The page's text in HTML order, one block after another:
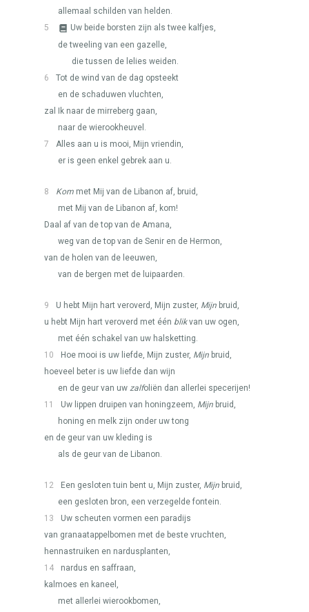
allemaal schilden van helden.
5
Uw beide borsten zijn als twee kalfjes,
de tweeling van een gazelle,
die tussen de lelies weiden.
6
Tot de wind van de dag opsteekt
en de schaduwen vluchten,
zal Ik naar de mirreberg gaan,
naar de wierookheuvel.
7
Alles aan u is mooi, Mijn vriendin,
er is geen enkel gebrek aan u.
8 Kom met Mij van de Libanon af, bruid,
met Mij van de Libanon af, kom!
Daal af van de top van de Amana,
weg van de top van de Senir en de Hermon,
van de holen van de leeuwen,
van de bergen met de luipaarden.
9 U hebt Mijn hart veroverd, Mijn zuster, Mijn bruid,
u hebt Mijn hart veroverd met één blikvan uw ogen,
met één schakel van uw halsketting.
10
Hoe mooi is uw liefde, Mijn zuster, Mijn bruid,
hoeveel beter is uw liefde dan wijn
en de geur van uw zalfoliën dan allerlei specerijen!
11
Uw lippen druipen van honingzeem, Mijn bruid,
honing en melk zijn onder uw tong
en de geur van uw kleding is
als de geur van de Libanon.
12 Een gesloten tuin bent u, Mijn zuster, Mijn bruid,
een gesloten bron, een verzegelde fontein.
13
Uw scheuten vormen een paradijs
van granaatappelbomen met de beste vruchten,
hennastruiken en nardusplanten,
14
nardus en saffraan,
kalmoes en kaneel,
met allerlei wierookbomen,